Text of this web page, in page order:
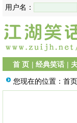
用户名：
首 页 | 经典笑话 |
您现在的位置： 首页